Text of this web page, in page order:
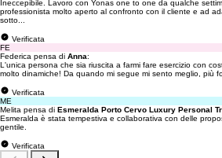
Ineccepibile. Lavoro con Yonas one to one da qualche
professionista molto aperto al confronto con il cliente e ad
sotto...
Verificata
FE
Federica pensa di Anna:
L'unica persona che sia riuscita a farmi fare esercizio con
molto dinamiche! Da quando mi segue mi sento meglio, più
Verificata
ME
Melita pensa di Esmeralda Porto Cervo Luxury Personal
Esmeralda è stata tempestiva e collaborativa con delle
gentile.
Verificata